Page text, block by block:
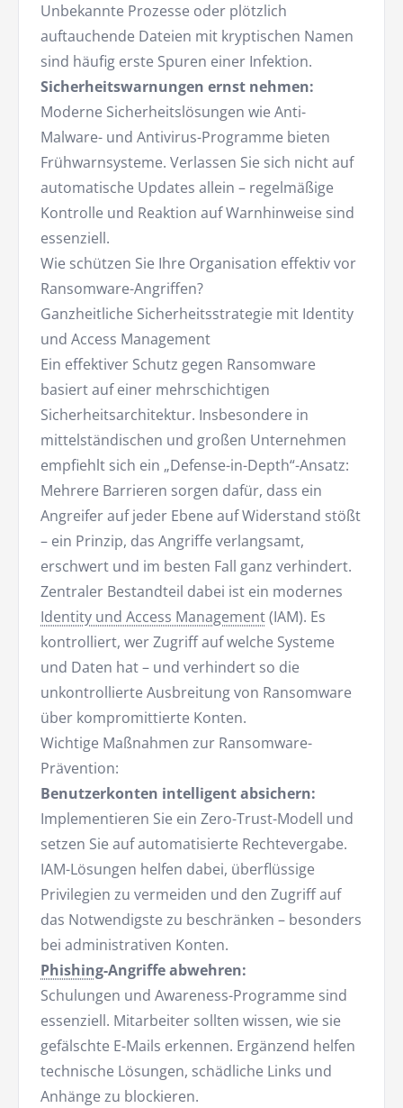
Unbekannte Prozesse oder plötzlich
auftauchende Dateien mit kryptischen Namen
sind häufig erste Spuren einer Infektion.
Sicherheitswarnungen ernst nehmen:
Moderne Sicherheitslösungen wie Anti-
Malware- und Antivirus-Programme bieten
Frühwarnsysteme. Verlassen Sie sich nicht auf
automatische Updates allein – regelmäßige
Kontrolle und Reaktion auf Warnhinweise sind
essenziell.
Wie schützen Sie Ihre Organisation effektiv vor
Ransomware-Angriffen?
Ganzheitliche Sicherheitsstrategie mit Identity
und Access Management
Ein effektiver Schutz gegen Ransomware
basiert auf einer mehrschichtigen
Sicherheitsarchitektur. Insbesondere in
mittelständischen und großen Unternehmen
empfiehlt sich ein „Defense-in-Depth“-Ansatz:
Mehrere Barrieren sorgen dafür, dass ein
Angreifer auf jeder Ebene auf Widerstand stößt
– ein Prinzip, das Angriffe verlangsamt,
erschwert und im besten Fall ganz verhindert.
Zentraler Bestandteil dabei ist ein modernes
Identity und Access Management(IAM). Es
kontrolliert, wer Zugriff auf welche Systeme
und Daten hat – und verhindert so die
unkontrollierte Ausbreitung von Ransomware
über kompromittierte Konten.
Wichtige Maßnahmen zur Ransomware-
Prävention:
Benutzerkonten intelligent absichern:
Implementieren Sie ein Zero-Trust-Modell und
setzen Sie auf automatisierte Rechtevergabe.
IAM-Lösungen helfen dabei, überflüssige
Privilegien zu vermeiden und den Zugriff auf
das Notwendigste zu beschränken – besonders
bei administrativen Konten.
Phishing-Angriffe abwehren:
Schulungen und Awareness-Programme sind
essenziell. Mitarbeiter sollten wissen, wie sie
gefälschte E-Mails erkennen. Ergänzend helfen
technische Lösungen, schädliche Links und
Anhänge zu blockieren.